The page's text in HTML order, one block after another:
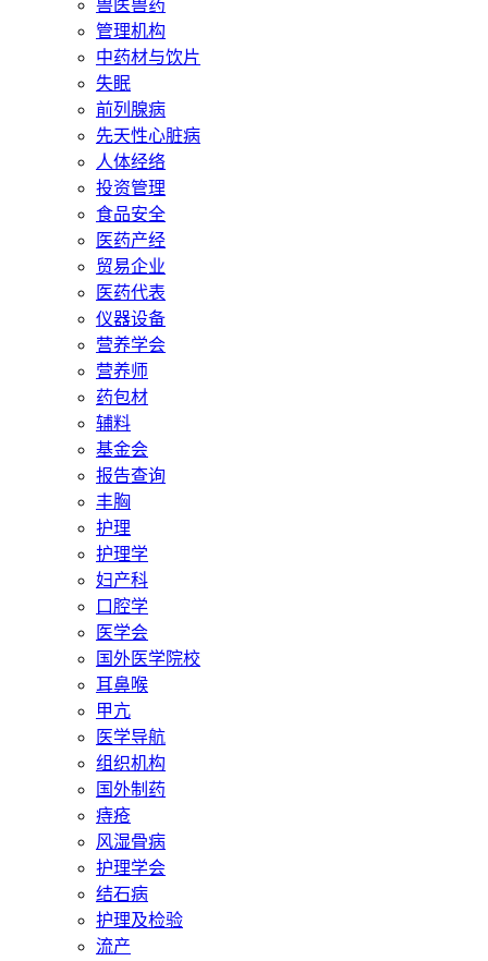
兽医兽药
管理机构
中药材与饮片
失眠
前列腺病
先天性心脏病
人体经络
投资管理
食品安全
医药产经
贸易企业
医药代表
仪器设备
营养学会
营养师
药包材
辅料
基金会
报告查询
丰胸
护理
护理学
妇产科
口腔学
医学会
国外医学院校
耳鼻喉
甲亢
医学导航
组织机构
国外制药
痔疮
风湿骨病
护理学会
结石病
护理及检验
流产